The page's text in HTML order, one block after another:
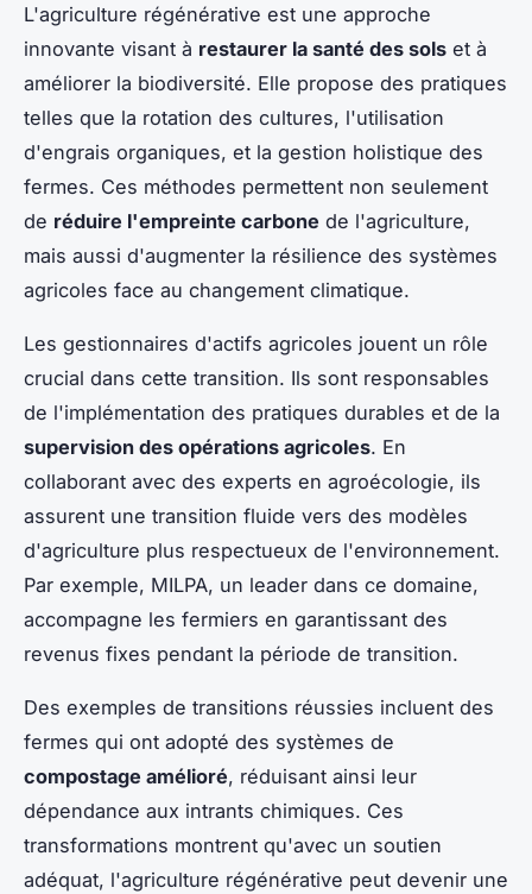
L'agriculture régénérative est une approche
innovante visant à restaurer la santé des sols et à
améliorer la biodiversité. Elle propose des pratiques
telles que la rotation des cultures, l'utilisation
d'engrais organiques, et la gestion holistique des
fermes. Ces méthodes permettent non seulement
de réduire l'empreinte carbone de l'agriculture,
mais aussi d'augmenter la résilience des systèmes
agricoles face au changement climatique.
Les gestionnaires d'actifs agricoles jouent un rôle
crucial dans cette transition. Ils sont responsables
de l'implémentation des pratiques durables et de la
supervision des opérations agricoles. En
collaborant avec des experts en agroécologie, ils
assurent une transition fluide vers des modèles
d'agriculture plus respectueux de l'environnement.
Par exemple, MILPA, un leader dans ce domaine,
accompagne les fermiers en garantissant des
revenus fixes pendant la période de transition.
Des exemples de transitions réussies incluent des
fermes qui ont adopté des systèmes de
compostage amélioré, réduisant ainsi leur
dépendance aux intrants chimiques. Ces
transformations montrent qu'avec un soutien
adéquat, l'agriculture régénérative peut devenir une